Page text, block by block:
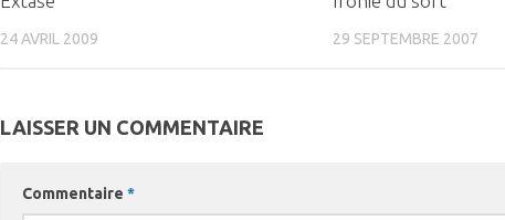
24 AVRIL 2009 29 SEPTEMBRE 2007
LAISSER UN COMMENTAIRE
Commentaire *